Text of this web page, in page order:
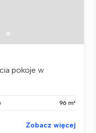
pokoje w
96 m²
Zobacz więcej